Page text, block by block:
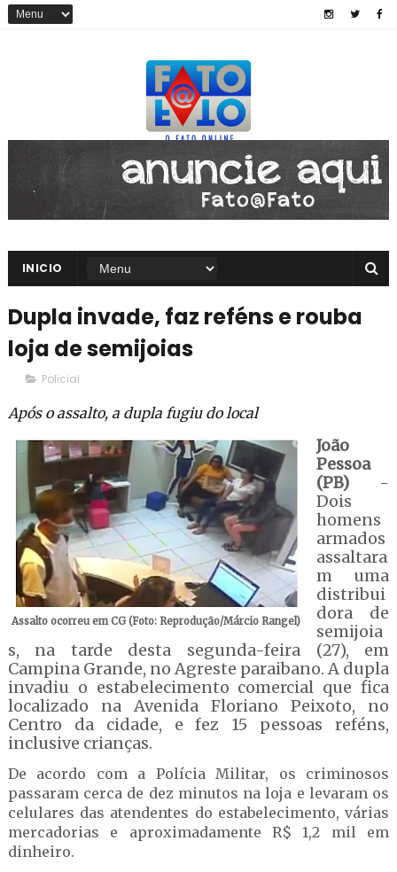
INICIO
Dupla invade, faz reféns e rouba
loja de semijoias
Policial
Após o assalto, a dupla fugiu do local
Assalto ocorreu em CG (Foto: Reprodução/Márcio Rangel)
João
Pessoa
(PB)-
Dois
homens
armados
assaltara
m uma
distribui
dora de
semijoia
s, na tarde desta segunda-feira (27), em
Campina Grande, no Agreste paraibano. A dupla
invadiu o estabelecimento comercial que fica
localizado na Avenida Floriano Peixoto, no
Centro da cidade, e fez 15 pessoas reféns,
inclusive crianças.
De acordo com a Polícia Militar, os criminosos
passaram cerca de dez minutos na loja e levaram os
celulares das atendentes do estabelecimento, várias
mercadorias e aproximadamente R$ 1,2 mil em
dinheiro.